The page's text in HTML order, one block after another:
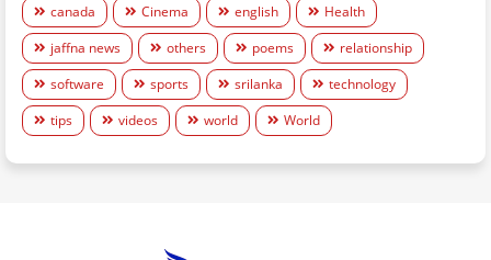
canada
Cinema english
Health
jaffna news
others poems
relationship
software
sports srilanka
technology
tips
videos world World